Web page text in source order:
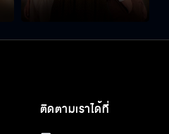
ติดตามเราได้ที่